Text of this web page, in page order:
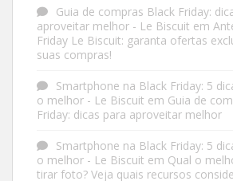
Guia de compras Black Friday:
aproveitar melhor - Le Biscuit em
Friday Le Biscuit: garanta ofertas
suas compras!
Smartphone na Black Friday: 5
o melhor - Le Biscuit em Guia de
Friday: dicas para aproveitar melhor
Smartphone na Black Friday: 5
o melhor - Le Biscuit em Qual o
tirar foto? Veja quais recursos